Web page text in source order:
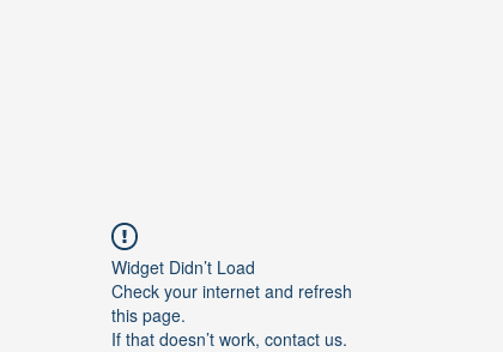
Widget Didn’t Load
Check your internet and refresh
this page.
If that doesn’t work, contact us.